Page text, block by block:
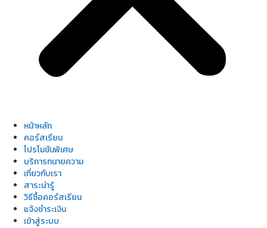
หน้าหลัก
คอร์สเรียน
โปรโมชันพิเศษ
บริการทนายความ
เกี่ยวกับเรา
สาระน่ารู้
วิธีซื้อคอร์สเรียน
แจ้งชำระเงิน
เข้าสู่ระบบ